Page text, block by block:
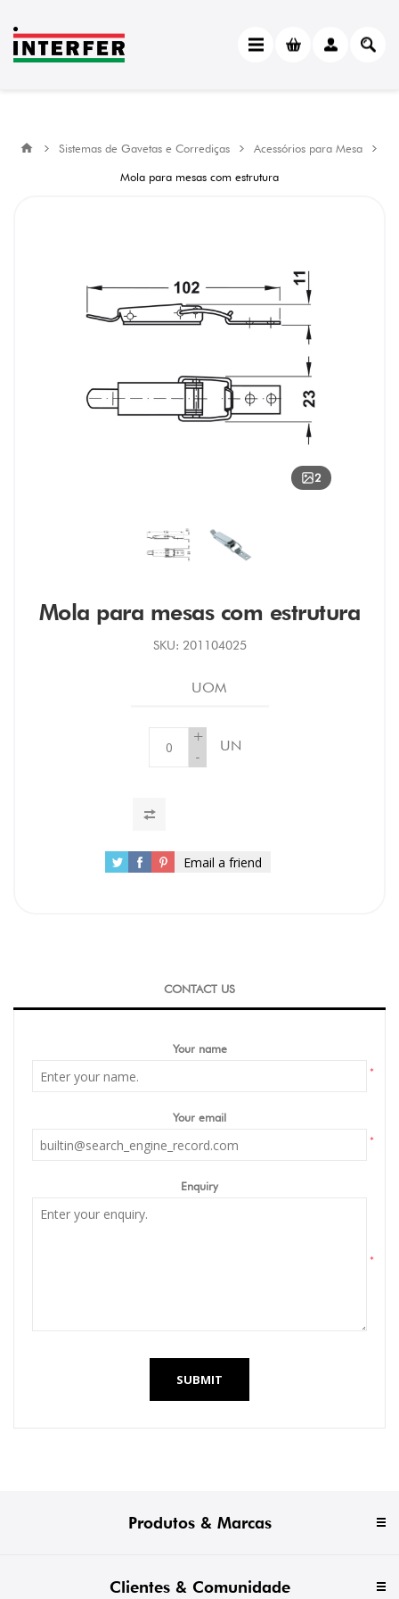
Sistemas de Gavetas e Corrediças
Acessórios para Mesa
Mola para mesas com estrutura
2
Mola para mesas com estrutura
SKU: 201104025
UOM
+
-
UN
Email a friend
CONTACT US
Your name
*
Your email
*
Enquiry
*
SUBMIT
Produtos & Marcas
Clientes & Comunidade